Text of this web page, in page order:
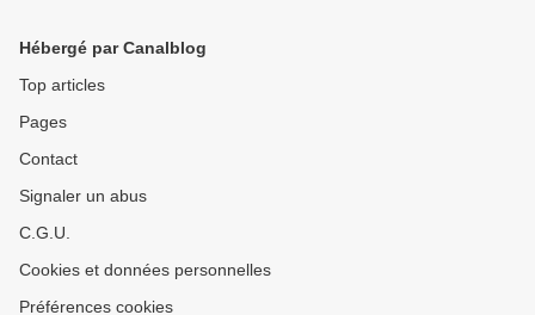
Hébergé par Canalblog
Top articles
Pages
Contact
Signaler un abus
C.G.U.
Cookies et données personnelles
Préférences cookies